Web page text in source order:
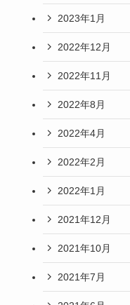
2023年1月
2022年12月
2022年11月
2022年8月
2022年4月
2022年2月
2022年1月
2021年12月
2021年10月
2021年7月